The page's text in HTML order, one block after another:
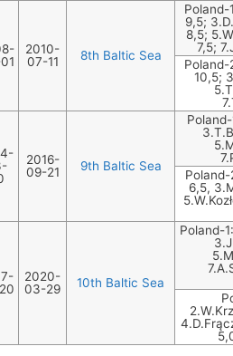
2010-
07-11
8th Baltic Sea
Poland-
9,5;
8,5;
7,5;
Poland-
10,5;
2016-
09-21
9th Baltic Sea
6,5,
2020-
03-29
10th Baltic Sea
Poland-